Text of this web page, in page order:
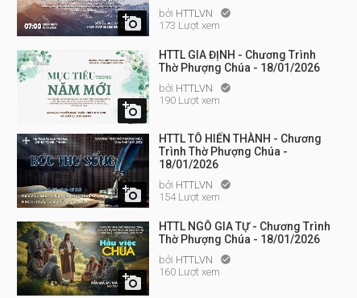
 bởi HTTLVN 
173 Lượt xem

HTTL GIA ĐỊNH - Chương Trình
Thờ Phượng Chúa - 18/01/2026
bởi HTTLVN 
190 Lượt xem

HTTL TÔ HIẾN THÀNH - Chương
Trình Thờ Phượng Chúa -
18/01/2026
bởi HTTLVN 
154 Lượt xem

HTTL NGÔ GIA TỰ - Chương Trình
Thờ Phượng Chúa - 18/01/2026
bởi HTTLVN 
160 Lượt xem